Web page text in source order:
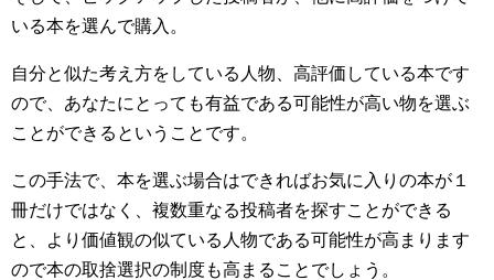
いる本を選んで購入。
自分と似た考え方をしている人物、高評価している本です
ので、あなたにとっても有益である可能性が高い物を選ぶ
ことができるということです。
この手法で、本を選ぶ場合はできればお気に入りの本が１
冊だけではなく、複数重なる投稿者を探すことができる
と、より価値観の似ている人物である可能性が高まります
ので本の取捨選択の制度も高まることでしょう。